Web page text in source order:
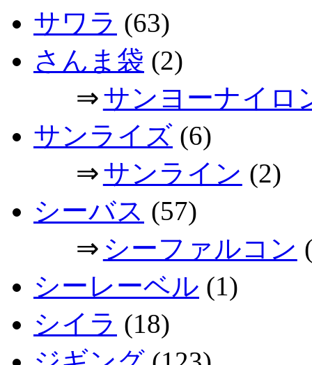
サワラ (63)
さんま袋 (2)
⇒サンヨーナイロ
サンライズ (6)
⇒サンライン (2)
シーバス (57)
⇒ シーファルコン
シーレーベル (1)
シイラ (18)